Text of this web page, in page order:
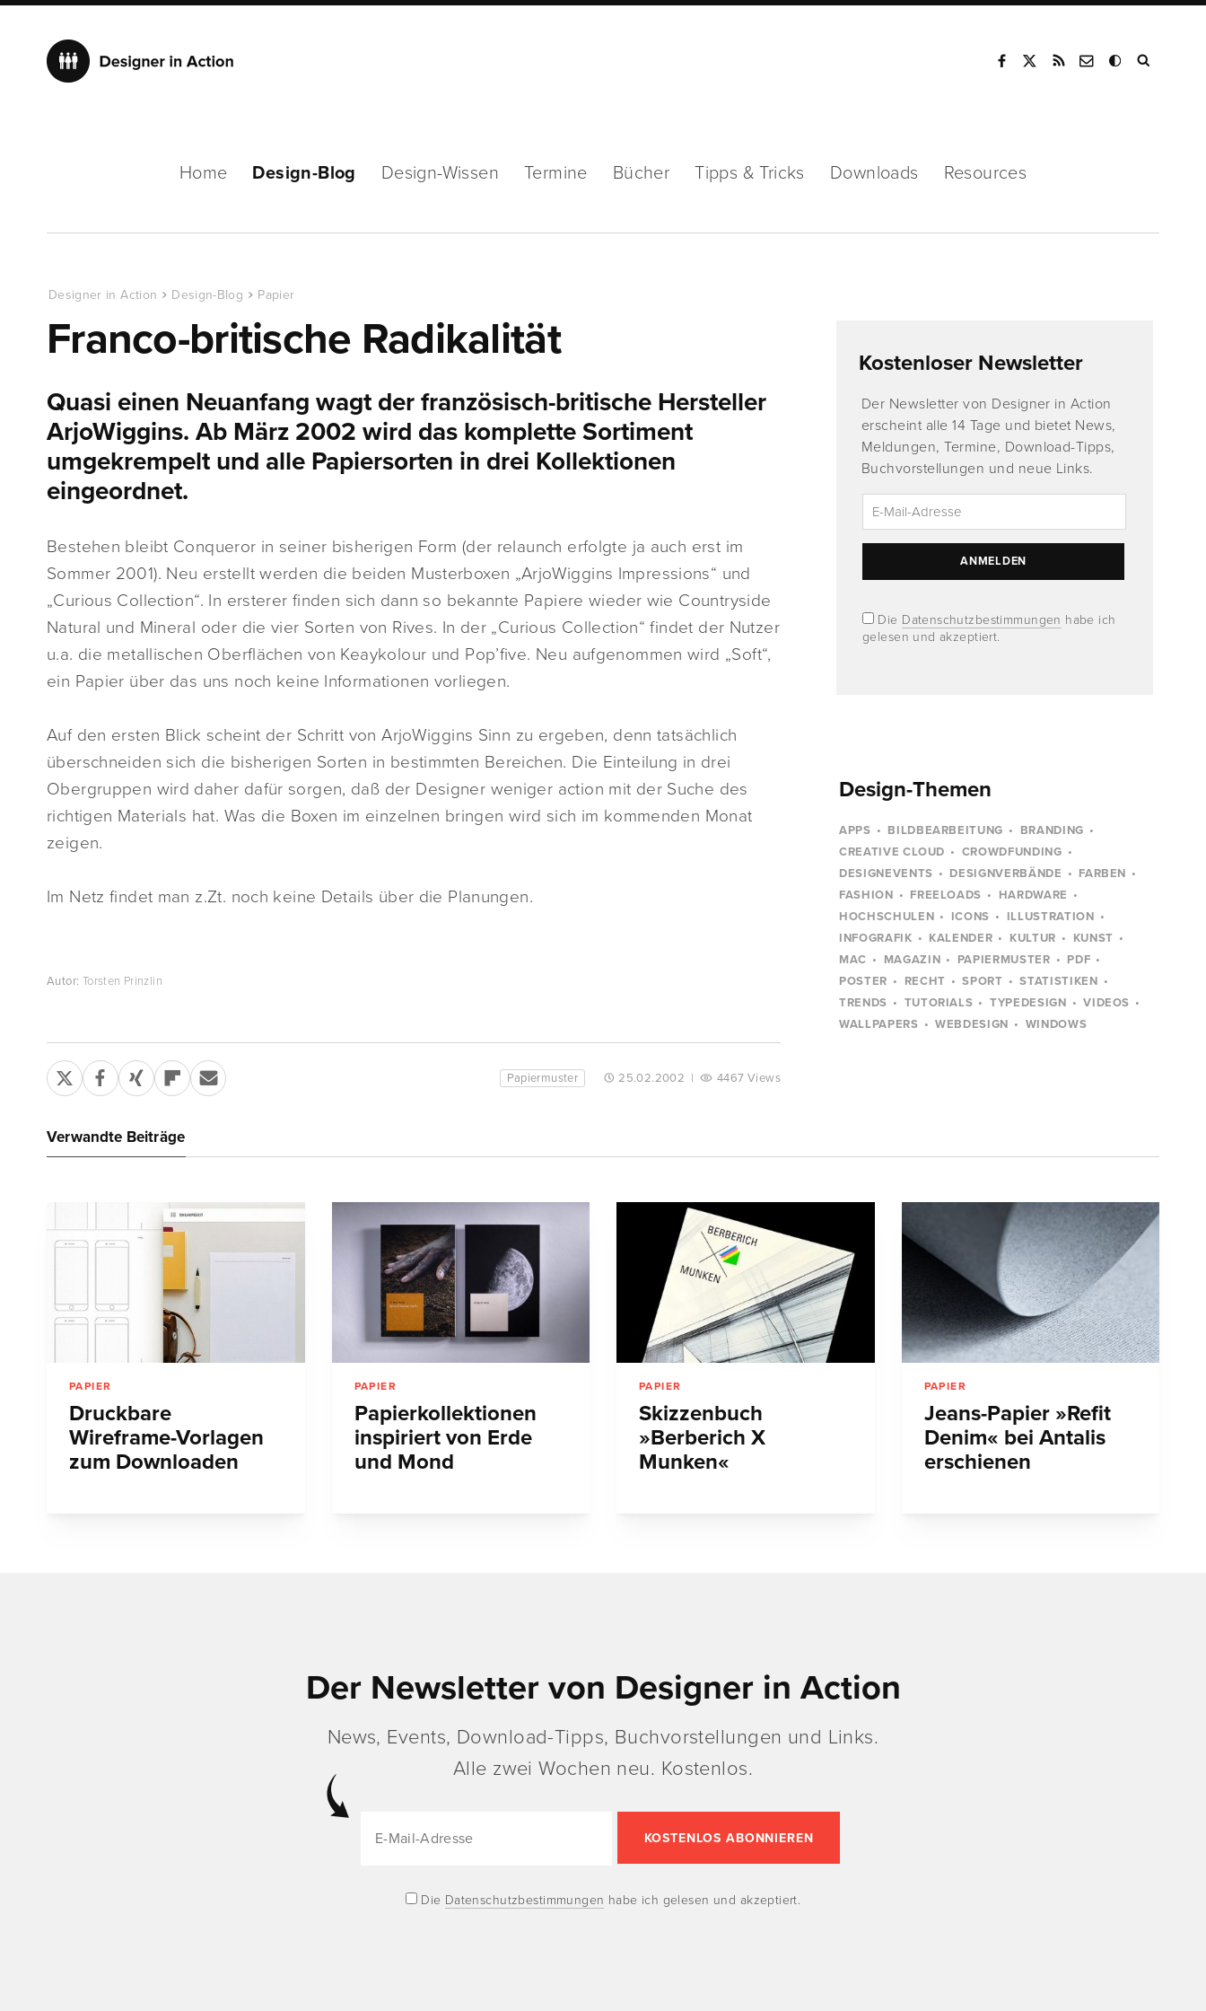
Home Design-Blog Design-Wissen Termine Bücher Tipps & Tricks Downloads Resources
Designer in Action Design-Blog Papier
Franco-britische Radikalität
Quasi einen Neuanfang wagt der französisch-britische Hersteller
ArjoWiggins. Ab März 2002 wird das komplette Sortiment
umgekrempelt und alle Papiersorten in drei Kollektionen
eingeordnet.
Bestehen bleibt Conqueror in seiner bisherigen Form (der relaunch erfolgte ja auch erst im
Sommer 2001). Neu erstellt werden die beiden Musterboxen „ArjoWiggins Impressions“ und
„Curious Collection“. In ersterer finden sich dann so bekannte Papiere wieder wie Countryside
Natural und Mineral oder die vier Sorten von Rives. In der „Curious Collection“ findet der Nutzer
u.a. die metallischen Oberflächen von Keaykolour und Pop’five. Neu aufgenommen wird „Soft“,
ein Papier über das uns noch keine Informationen vorliegen.
Auf den ersten Blick scheint der Schritt von ArjoWiggins Sinn zu ergeben, denn tatsächlich
überschneiden sich die bisherigen Sorten in bestimmten Bereichen. Die Einteilung in drei
Obergruppen wird daher dafür sorgen, daß der Designer weniger action mit der Suche des
richtigen Materials hat. Was die Boxen im einzelnen bringen wird sich im kommenden Monat
zeigen.
Im Netz findet man z.Zt. noch keine Details über die Planungen.
Autor: Torsten Prinzlin
Papiermuster 25.02.2002 | 4467 Views
Kostenloser Newsletter
Der Newsletter von Designer in Action
erscheint alle 14 Tage und bietet News,
Meldungen, Termine, Download-Tipps,
Buchvorstellungen und neue Links.
Die Datenschutzbestimmungen habe ich
gelesen und akzeptiert.
Design-Themen
APPS BILDBEARBEITUNG
BRANDING
CREATIVE CLOUD
CROWDFUNDING
DESIGNEVENTS
DESIGNVERBÄNDE
FARBEN
FASHION
FREELOADS
HARDWARE
HOCHSCHULEN
ICONS
ILLUSTRATION
INFOGRAFIK
KALENDER KULTUR
KUNST
MAC
MAGAZIN PAPIERMUSTER
PDF
POSTER
RECHT SPORT
STATISTIKEN
TRENDS
TUTORIALS TYPEDESIGN
VIDEOS
WALLPAPERS
WEBDESIGN WINDOWS
Verwandte Beiträge
PAPIER
Druckbare
Wireframe-Vorlagen
zum Downloaden
PAPIER
Papierkollektionen
inspiriert von Erde
und Mond
PAPIER
Skizzenbuch
»Berberich X
Munken«
PAPIER
Jeans-Papier »Refit
Denim« bei Antalis
erschienen
Der Newsletter von Designer in Action
News, Events, Download-Tipps, Buchvorstellungen und Links.
Alle zwei Wochen neu. Kostenlos.
Die Datenschutzbestimmungen habe ich gelesen und akzeptiert.